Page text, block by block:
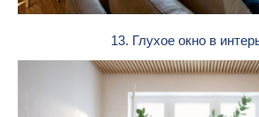
13. Глухое окно в